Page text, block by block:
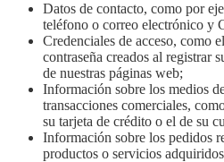
Datos de contacto, como por
teléfono o correo electrónico y
Credenciales de acceso, como
contraseña creados al registrar
de nuestras páginas web;
Información sobre los medios
transacciones comerciales,
su tarjeta de crédito o el de su
Información sobre los pedidos
productos o servicios